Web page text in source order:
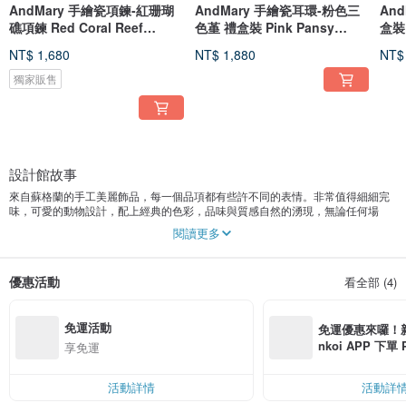
AndMary 手繪瓷項鍊-紅珊瑚
礁項鍊 Red Coral Reef
NT$ 1,680
獨家販售
AndMary 手繪瓷耳環-粉色三
色堇 禮盒裝 Pink Pansy
NT$ 1,880
盒
設計館故事
來自蘇格蘭的手工美麗飾品，每一個品項都有些許不同的表情。非常值得細細完
味，可愛的動物設計，配上經典的色彩，品味與質感自然的湧現，無論任何場
閱讀更多
優惠活動 看全部 (4)
免運活動
享免運
活動詳情
免運優惠來囉
nkoi APP 下單
活動詳